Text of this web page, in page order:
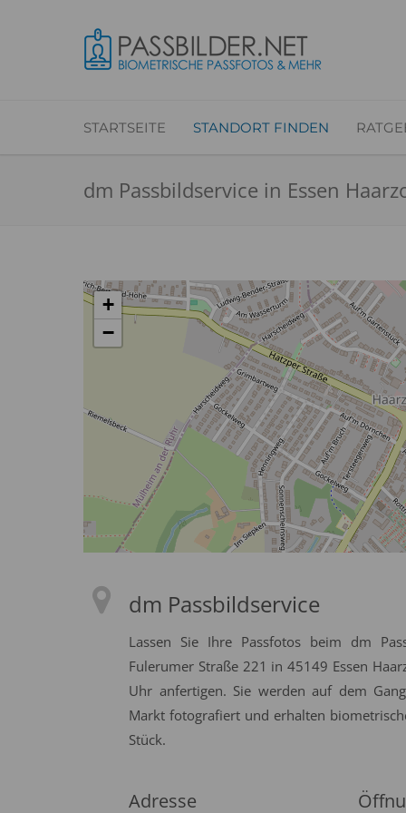
STARTSEITE STANDORT FINDEN
dm Passbildservice in Essen
+
−
dm Passbildservice
Lassen Sie Ihre Passfotos beim dm
Fulerumer Straße 221 in 45149 Essen
Uhr anfertigen. Sie werden auf dem
Markt fotografiert und erhalten
Stück.
Adresse